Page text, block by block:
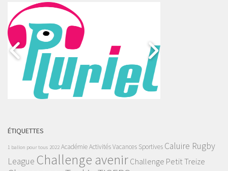
ÉTIQUETTES
1 ballon pour tous 2022 AcadémieActivités Vacances Sportives Caluire Rugby
League Challenge avenirChallenge Petit Treize